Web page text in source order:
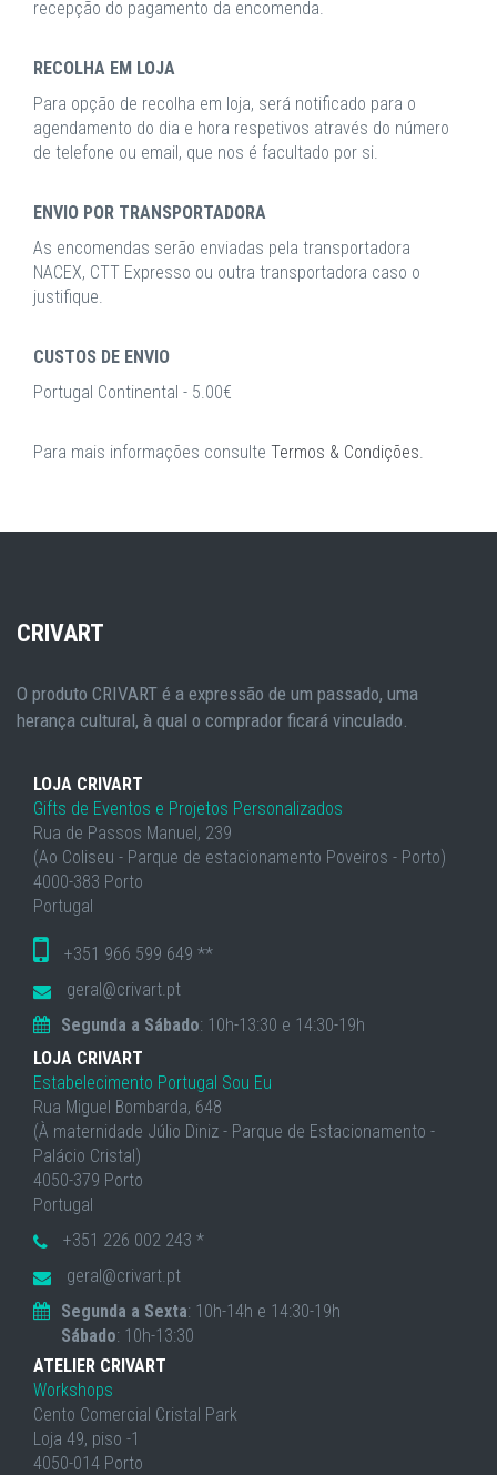
recepção do pagamento da encomenda.
RECOLHA EM LOJA
Para opção de recolha em loja, será notificado para o
agendamento do dia e hora respetivos através do número
de telefone ou email, que nos é facultado por si.
ENVIO POR TRANSPORTADORA
As encomendas serão enviadas pela transportadora
NACEX, CTT Expresso ou outra transportadora caso o
justifique.
CUSTOS DE ENVIO
Portugal Continental - 5.00€
Para mais informações consulte Termos & Condições.
CRIVART
O produto CRIVART é a expressão de um passado, uma
herança cultural, à qual o comprador ficará vinculado.
LOJA CRIVART
Gifts de Eventos e Projetos Personalizados
Rua de Passos Manuel, 239
(Ao Coliseu - Parque de estacionamento Poveiros - Porto)
4000-383 Porto
Portugal
+351 966 599 649 **
geral@crivart.pt
Segunda a Sábado: 10h-13:30 e 14:30-19h
LOJA CRIVART
Estabelecimento Portugal Sou Eu
Rua Miguel Bombarda, 648
(À maternidade Júlio Diniz - Parque de Estacionamento -
Palácio Cristal)
4050-379 Porto
Portugal
+351 226 002 243 *
geral@crivart.pt
Segunda a Sexta: 10h-14h e 14:30-19h
Sábado: 10h-13:30
ATELIER CRIVART
Workshops
Cento Comercial Cristal Park
Loja 49, piso -1
4050-014 Porto